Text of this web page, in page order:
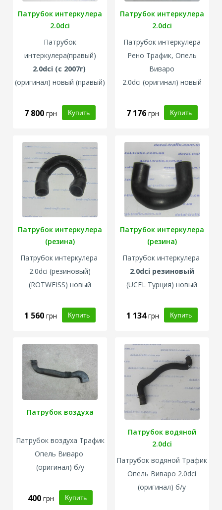
Патрубок интеркулера
2.0dci
Патрубок
интеркулера(правый)
2.0dci (с 2007г)
(оригинал) новый (правый)
7 800грн
Патрубок интеркулера
2.0dci
Патрубок интеркулера
Рено Трафик, Опель
Виваро
2.0dci (оригинал) новый
7 176 грн
Патрубок интеркулера
(резина)
Патрубок интеркулера
2.0dci (резиновый)
(ROTWEISS) новый
1 560грн
Патрубок интеркулера
(резина)
Патрубок интеркулера
2.0dci резиновый
(UCEL Турция) новый
1 134грн
Патрубок воздуха
Патрубок воздуха Трафик
Опель Виваро
(оригинал) б/у
400 грн
Патрубок водяной
2.0dci
Патрубок водяной Трафик
Опель Виваро 2.0dci
(оригинал) б/у